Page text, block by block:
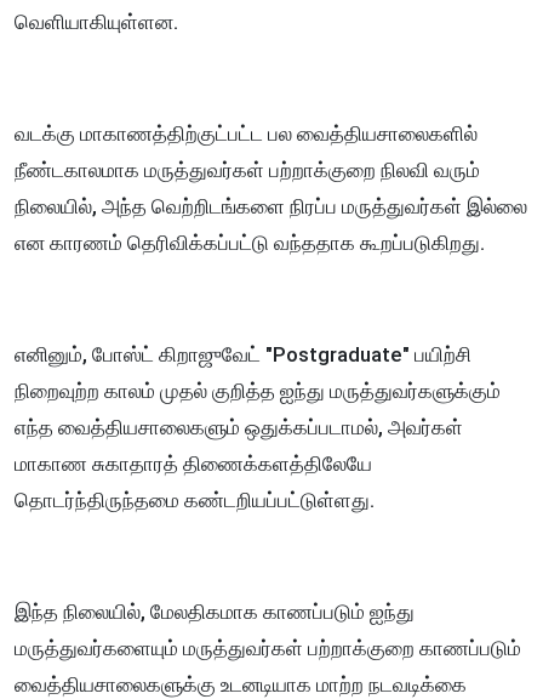
வெளியாகியுள்ளன.
வடக்கு மாகாணத்திற்குட்பட்ட பல வைத்தியசாலைகளில்
நீண்டகாலமாக மருத்துவர்கள் பற்றாக்குறை நிலவி வரும்
நிலையில், அந்த வெற்றிடங்களை நிரப்ப மருத்துவர்கள் இல்லை
என காரணம் தெரிவிக்கப்பட்டு வந்ததாக கூறப்படுகிறது.
எனினும், போஸ்ட் கிறாஜுவேட் "Postgraduate" பயிற்சி
நிறைவுற்ற காலம் முதல் குறித்த ஐந்து மருத்துவர்களுக்கும்
எந்த வைத்தியசாலைகளும் ஒதுக்கப்படாமல், அவர்கள்
மாகாண சுகாதாரத் திணைக்களத்திலேயே
தொடர்ந்திருந்தமை கண்டறியப்பட்டுள்ளது.
இந்த நிலையில், மேலதிகமாக காணப்படும் ஐந்து
மருத்துவர்களையும் மருத்துவர்கள் பற்றாக்குறை காணப்படும்
வைத்தியசாலைகளுக்கு உடனடியாக மாற்ற நடவடிக்கை